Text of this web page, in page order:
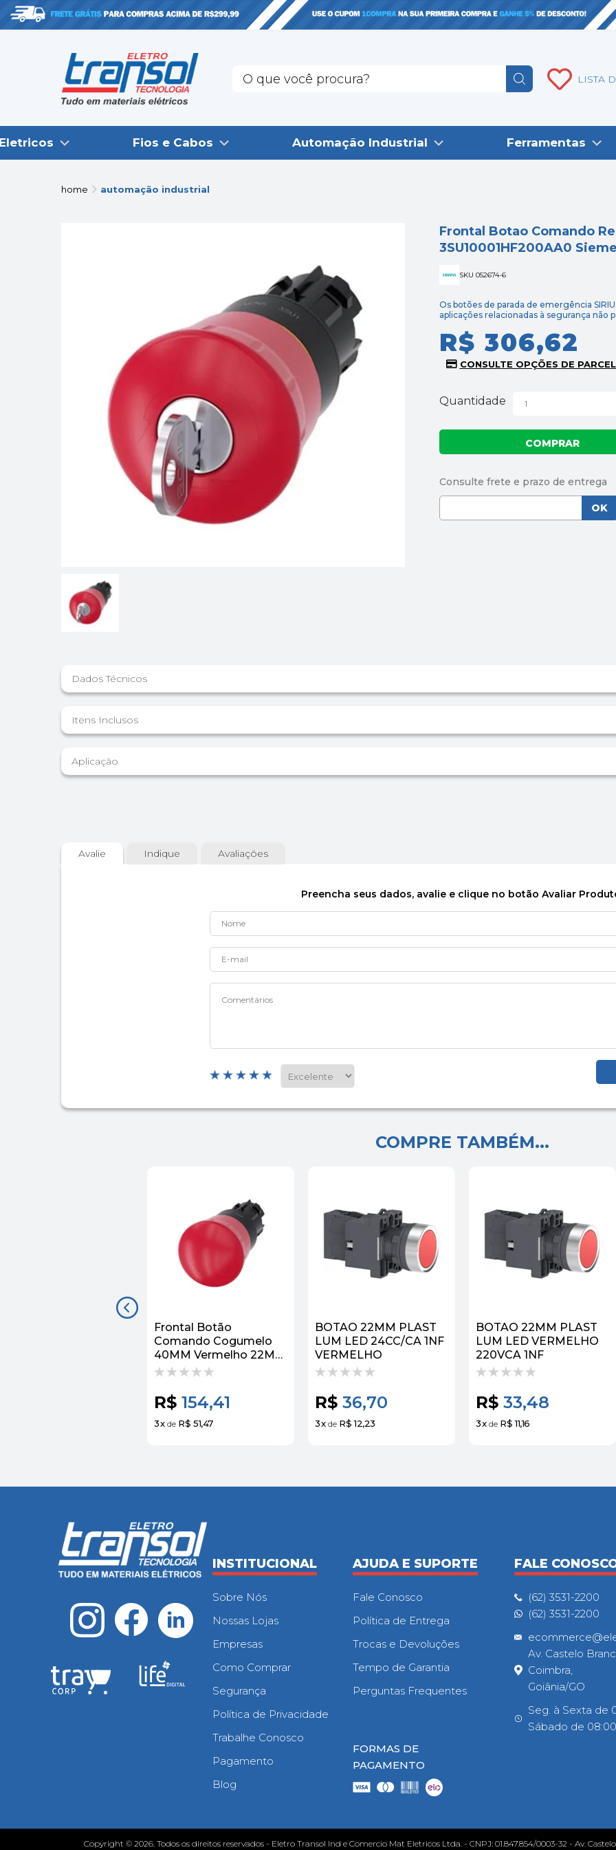
LISTA
Fios e Cabos Automação Industrial Ferramentas
home automação industrial
Frontal Botao Comando
3SU10001HF200AA0
SKU 052674-6
Os botões de parada de emergência
aplicações relacionadas à segurança não
R$ 306,62
Quantidade
Dados Técnicos
Itens Inclusos
Aplicação
Avalie Indique Avaliações
Preencha seus dados, avalie e clique no botão Avaliar
COMPRE TAMBÉM...
Frontal Botão
Comando Cogumelo
40MM Vermelho 22MM
3SU10001HB200AA0
R$ 154,41
3x de R$ 51,47
BOTAO 22MM PLAST
LUM LED 24CC/CA 1NF
VERMELHO
R$ 36,70
3x de R$ 12,23
BOTAO 22MM PLAST
LUM LED VERMELHO
220VCA 1NF
R$ 33,48
3x de R$ 11,16
INSTITUCIONAL
Sobre Nós
Nossas Lojas
Empresas
Como Comprar
Segurança
Política de Privacidade
Trabalhe Conosco
Pagamento
Blog
AJUDA E SUPORTE
Fale Conosco
Política de Entrega
Trocas e Devoluções
Tempo de Garantia
Perguntas Frequentes
FORMAS DE
PAGAMENTO
FALE
(62) 3531-2200
(62) 3531-2200
Av. Castelo
Coimbra,
Goiânia/GO
Seg. à Sexta de
Sábado de
Copyright © 2026. Todos os direitos reservados - Eletro Transol Ind e Comercio Mat Eletricos Ltda. - CNPJ: 01.847.854/0003-32 - Av.